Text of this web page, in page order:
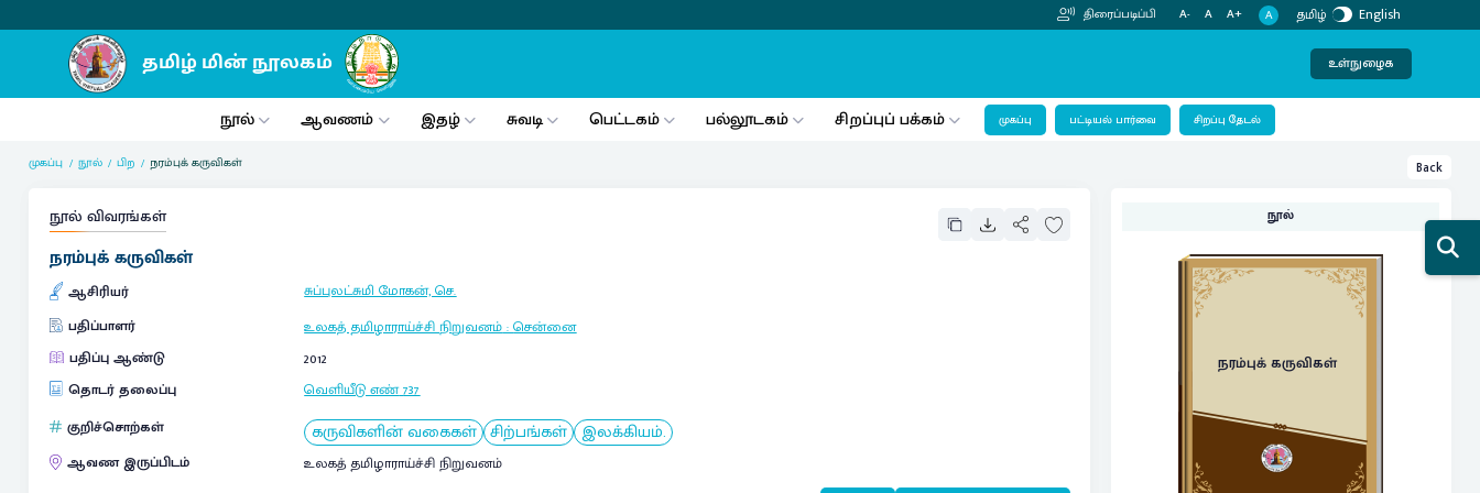
திரைப்படிப்பி A- A A+ A தமிழ் English
உள்நுழைக
நூல் ஆவணம் இதழ் சுவடி பெட்டகம் பல்லூடகம் சிறப்புப் பக்கம் முகப்பு பட்டியல் பார்வை சிறப்பு தேடல்
முகப்பு நூல் பிற நரம்புக் கருவிகள் Back
நூல் விவரங்கள்
நரம்புக் கருவிகள்
ஆசிரியர்
சுப்புலட்சுமி மோகன், செ.
பதிப்பாளர்
உலகத் தமிழாராய்ச்சி நிறுவனம்:சென்னை
பதிப்பு ஆண்டு
2012
தொடர் தலைப்பு
வெளியீடு எண்737
குறிச்சொற்கள்
கருவிகளின் வகைகள் சிற்பங்கள் இலக்கியம்.
ஆவண இருப்பிடம் உலகத் தமிழாராய்ச்சி நிறுவனம்
நூல்
நரம்புக் கருவிகள்